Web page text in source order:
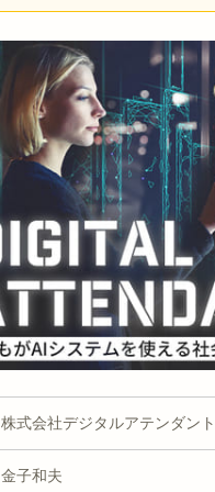
株式会社デジタルアテンダント
金子和夫